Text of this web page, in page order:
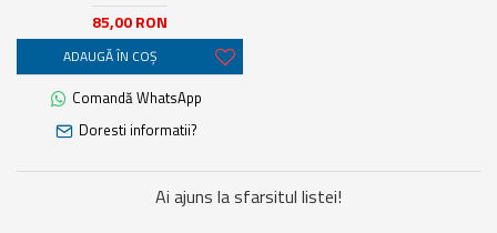
85,00 RON
ADAUGĂ ÎN COŞ
Comandă WhatsApp
Doresti informatii?
Ai ajuns la sfarsitul listei!